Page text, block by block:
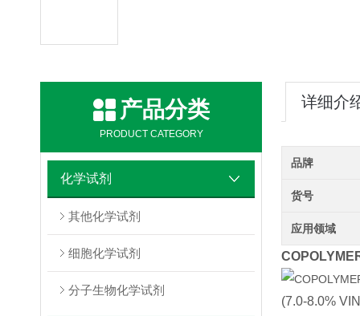
产品分类
PRODUCT CATEGORY
化学试剂
其他化学试剂
细胞化学试剂
分子生物化学试剂
详细介
品牌
货号
应用领域
(7.0-8.0%